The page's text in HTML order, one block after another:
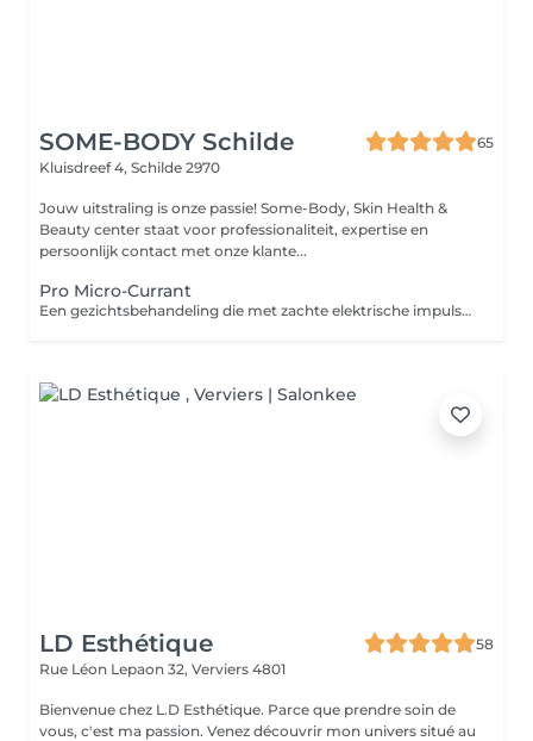
SOME-BODY Schilde
65
Kluisdreef 4, Schilde 2970
Jouw uitstraling is onze passie! Some-Body, Skin Health &
Beauty center staat voor professionaliteit, expertise en
persoonlijk contact met onze klante...
Pro Micro-Currant
Een gezichtsbehandeling die met zachte elektrische impulsen de gelkaatsspieren stimuleert, de huid lift en contouren zichtbaar verbetert.
LD Esthétique
58
Rue Léon Lepaon 32, Verviers 4801
Bienvenue chez L.D Esthétique. Parce que prendre soin de
vous, c'est ma passion. Venez découvrir mon univers situé au